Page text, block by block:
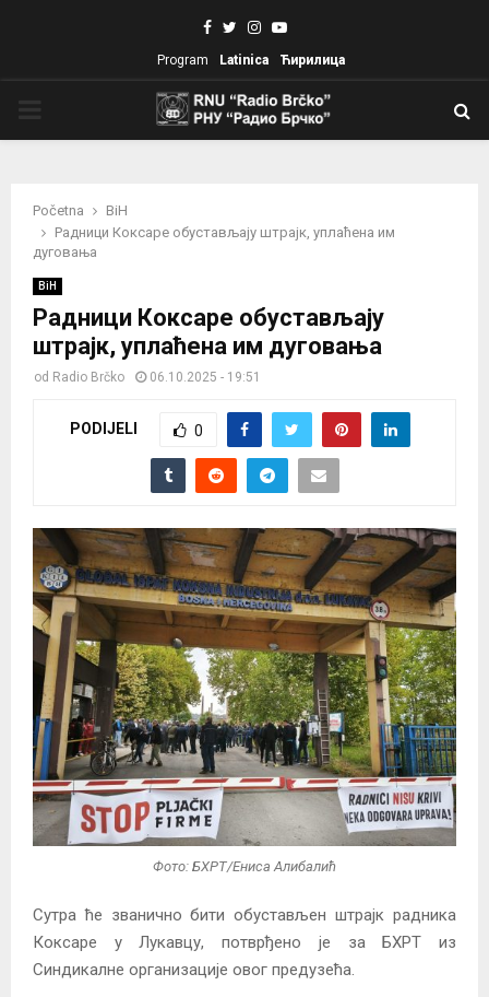
Facebook
TwitterInstagram
Youtube
Program Latinica Ћирилица
Početna
BiH
Радници Коксаре обустављају штрајк, уплаћена им
дуговања
BiH
Радници Коксаре обустављају
штрајк, уплаћена им дуговања
od Radio Brčko 06.10.2025 - 19:51
PODIJELI 0
Фото: БХРТ/Ениса Алибалић
Сутра ће званично бити обустављен штрајк радника
Коксаре у Лукавцу, потврђено је за БХРТ из
Синдикалне организације овог предузећа.